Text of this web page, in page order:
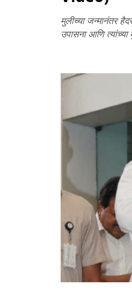
मुलीच्या जन्मानंतर
उपासना आणि